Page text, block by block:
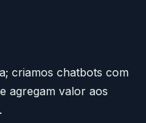
criamos chatbots com
agregam valor aos